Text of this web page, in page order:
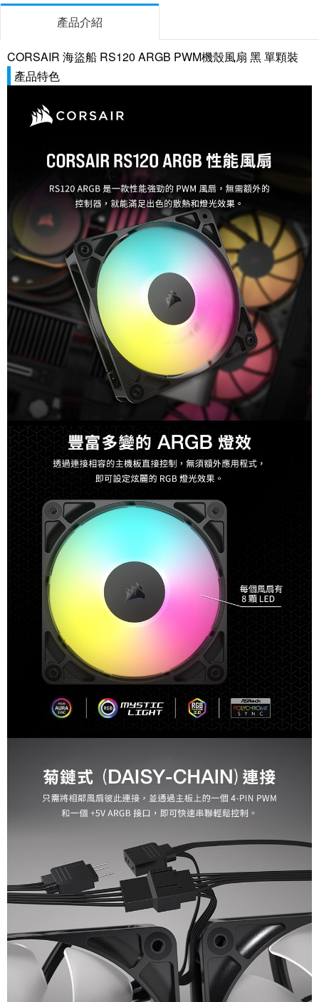
產品介紹
CORSAIR 海盜船 RS120 ARGB PWM機殼風扇 黑 單顆裝
產品特色